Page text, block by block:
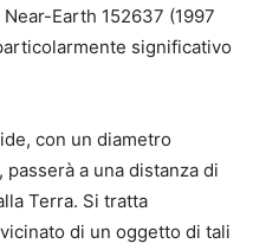
Earth 152637 (1997
significativo
con un diametro
a una distanza di
Terra. Si tratta
di un oggetto di tali